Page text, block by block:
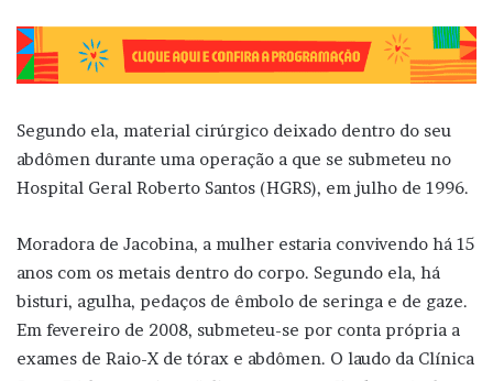
Segundo ela, material cirúrgico deixado dentro do seu
abdômen durante uma operação a que se submeteu no
Hospital Geral Roberto Santos (HGRS), em julho de 1996.
Moradora de Jacobina, a mulher estaria convivendo há 15
anos com os metais dentro do corpo. Segundo ela, há
bisturi, agulha, pedaços de êmbolo de seringa e de gaze.
Em fevereiro de 2008, submeteu-se por conta própria a
exames de Raio-X de tórax e abdômen. O laudo da Clínica